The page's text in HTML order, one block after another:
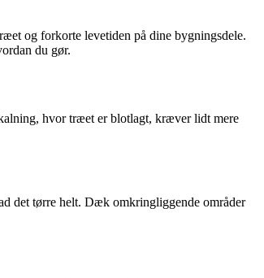
og forkorte levetiden på dine bygningsdele.
du gør.
hvor træet er blotlagt, kræver lidt mere
det tørre helt. Dæk omkringliggende områder